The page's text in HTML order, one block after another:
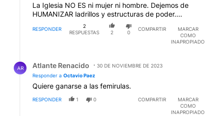
La Iglesia NO ES ni mujer ni hombre. Dejemos de
HUMANIZAR ladrillos y estructuras de poder....
RESPONDER
2
RESPUESTAS
2 0
COMPARTIR
MARCAR
COMO
INAPROPIADO
AR Atlante Renacido
30 DE NOVIEMBRE DE 2023
Responder a Octavio Paez
Quiere ganarse a las femirulas.
RESPONDER 1 0 COMPARTIR
MARCAR
COMO
INAPROPIADO